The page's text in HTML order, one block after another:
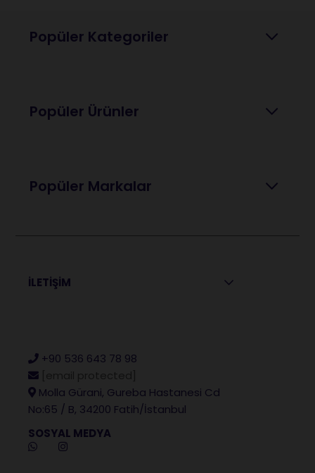
Popüler Kategoriler
Popüler Ürünler
Popüler Markalar
İLETİŞİM
+90 536 643 78 98
Molla Gürani, Gureba Hastanesi Cd
No:65 / B, 34200 Fatih/İstanbul
SOSYAL MEDYA